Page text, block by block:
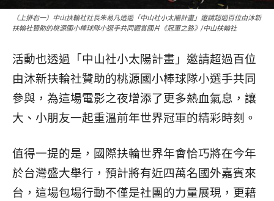
（上排右一）中山扶輪社社長朱易凡透過「中山社小太陽計畫」邀請超過百位由沐新
扶輪社贊助的桃源國小棒球隊小選手共同觀賞國片《冠軍之路》/中山扶輪社
活動也透過「中山社小太陽計畫」邀請超過百位
由沐新扶輪社贊助的桃源國小棒球隊小選手共同
參與，為這場電影之夜增添了更多熱血氣息，讓
大、小朋友一起重溫前年世界冠軍的精彩時刻。
值得一提的是，國際扶輪世界年會恰巧將在今年
於台灣盛大舉行，預計將有近四萬名國外嘉賓來
台，這場包場行動不僅是社團的力量展現，更藉